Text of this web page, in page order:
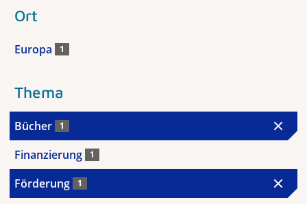
Ort
Europa 1
Thema
Bücher 1
Finanzierung 1
Förderung 1